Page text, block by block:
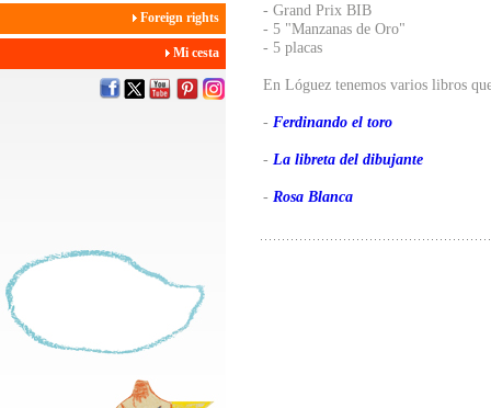
Foreign rights
Mi cesta
- Grand Prix BIB
- 5 "Manzanas de Oro"
- 5 placas
En Lóguez tenemos varios libros
- Ferdinando el toro
- La libreta del dibujante
- Rosa Blanca